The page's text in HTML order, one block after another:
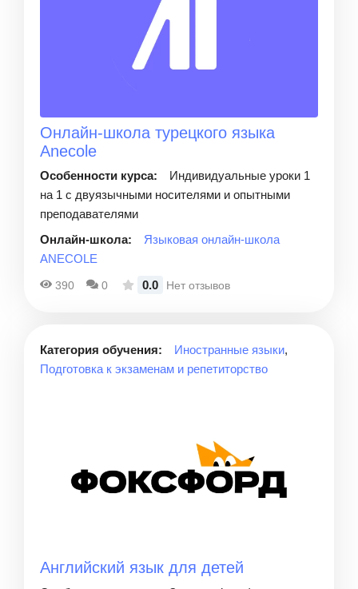
Онлайн-школа турецкого языка
Anecole
Особенности курса:
Индивидуальные уроки 1
на 1 с двуязычными носителями и опытными
преподавателями
Онлайн-школа:
Языковая онлайн-школа
ANECOLE
390 0 0.0 Нет отзывов
Категория обучения: Иностранные языки,
Подготовка к экзаменам и репетиторство
Английский язык для детей